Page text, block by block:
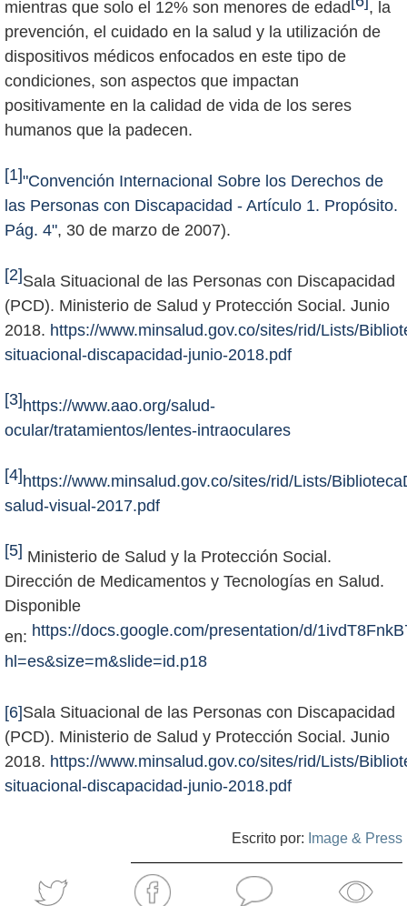
mientras que solo el 12% son menores de edad
, la
prevención, el cuidado en la salud y la utilización de
dispositivos médicos enfocados en este tipo de
condiciones, son aspectos que impactan
positivamente en la calidad de vida de los seres
humanos que la padecen.
[1]"Convención Internacional Sobre los Derechos de
las Personas con Discapacidad - Artículo 1. Propósito.
Pág. 4", 30 de marzo de 2007).
[2]Sala Situacional de las Personas con Discapacidad
(PCD). Ministerio de Salud y Protección Social. Junio
2018. https://www.minsalud.gov.co/sites/rid/Lists/
situacional-discapacidad-junio-2018.pdf
[3]https://www.aao.org/salud-
ocular/tratamientos/lentes-intraoculares
[4]https://www.minsalud.gov.co/sites/rid/Lists/
salud-visual-2017.pdf
[5] Ministerio de Salud y la Protección Social.
Dirección de Medicamentos y Tecnologías en Salud.
Disponible
en: https://docs.google.com/presentation/d/
hl=es&size=m&slide=id.p18
[6]Sala Situacional de las Personas con Discapacidad
(PCD). Ministerio de Salud y Protección Social. Junio
2018. https://www.minsalud.gov.co/sites/rid/Lists/
situacional-discapacidad-junio-2018.pdf
Escrito por: Image & Press